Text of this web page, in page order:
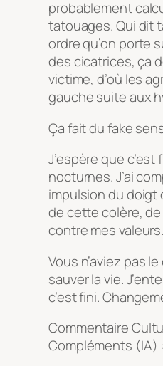
probablement
tatouages. Qui dit
ordre qu’on porte
des cicatrices, ça
victime, d’où les
gauche suite aux
Ça fait du fake
J’espère que
nocturnes. J’ai
impulsion du doigt
de cette colère,
contre mes valeurs.
Vous n’aviez pas
sauver la vie.
c’est fini.
Commentaire
Compléments (IA) :